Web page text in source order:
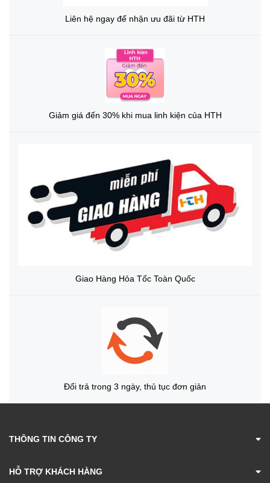
Liên hệ ngay để nhận ưu đãi từ HTH
Giảm giá đến 30% khi mua linh kiện của HTH
Giao Hàng Hỏa Tốc Toàn Quốc
Đổi trả trong 3 ngày, thủ tục đơn giản
THÔNG TIN CÔNG TY
HỖ TRỢ KHÁCH HÀNG